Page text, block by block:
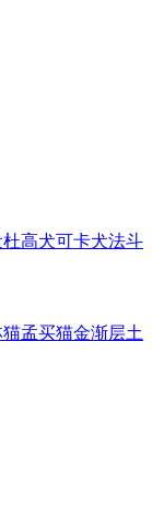
杜高犬可卡犬法斗
猫孟买猫金渐层土